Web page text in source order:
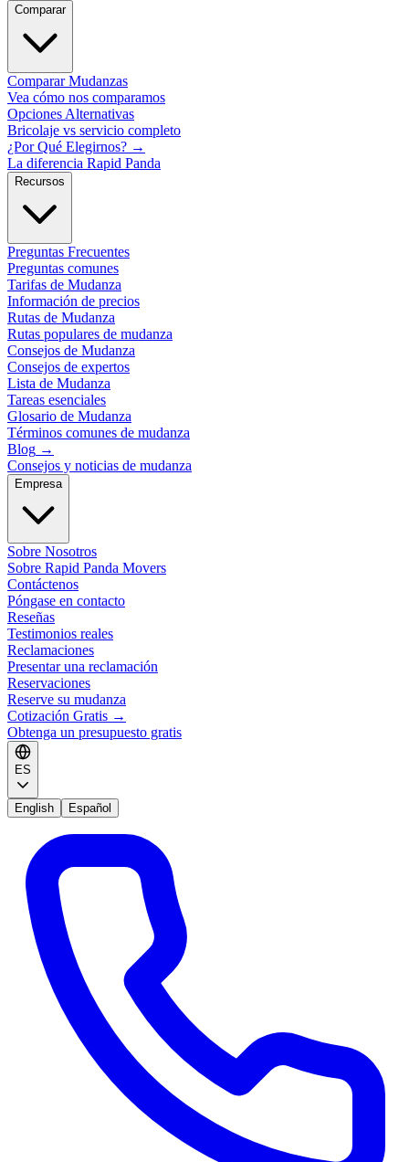
Comparar
Comparar Mudanzas
Vea cómo nos comparamos
Opciones Alternativas
Bricolaje vs servicio completo
¿Por Qué Elegirnos? →
La diferencia Rapid Panda
Recursos
Preguntas Frecuentes
Preguntas comunes
Tarifas de Mudanza
Información de precios
Rutas de Mudanza
Rutas populares de mudanza
Consejos de Mudanza
Consejos de expertos
Lista de Mudanza
Tareas esenciales
Glosario de Mudanza
Términos comunes de mudanza
Blog →
Consejos y noticias de mudanza
Empresa
Sobre Nosotros
Sobre Rapid Panda Movers
Contáctenos
Póngase en contacto
Reseñas
Testimonios reales
Reclamaciones
Presentar una reclamación
Reservaciones
Reserve su mudanza
Cotización Gratis →
Obtenga un presupuesto gratis
ES
English Español